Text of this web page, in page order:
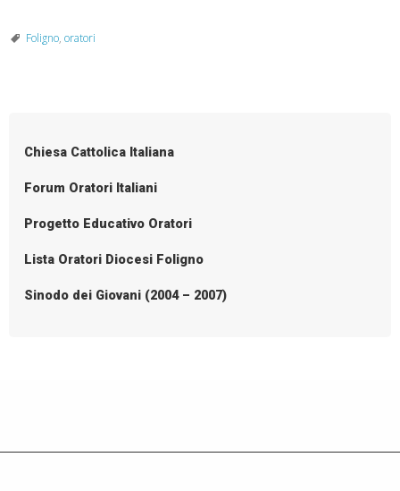
Foligno, oratori
Chiesa Cattolica Italiana
Forum Oratori Italiani
Progetto Educativo Oratori
Lista Oratori Diocesi Foligno
Sinodo dei Giovani (2004 – 2007)